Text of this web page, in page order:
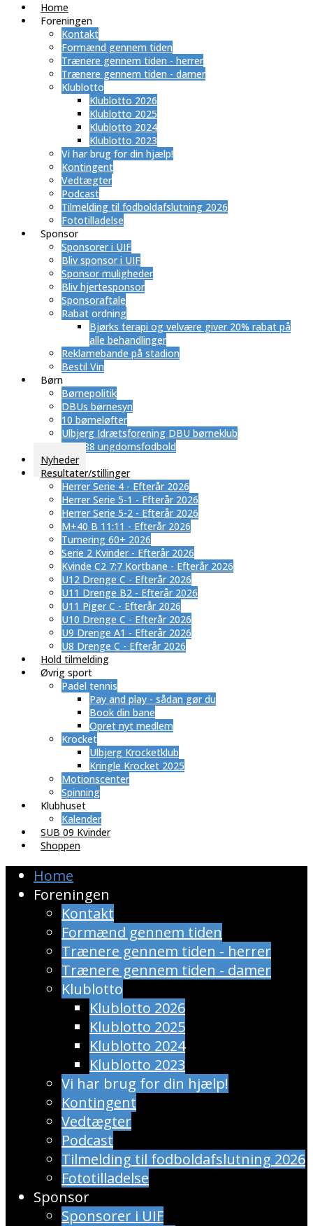
Home
Foreningen
Kontakt
Formænd gennem tiden
Trænere gennem tiden - herrer
Trænere gennem tiden - damer
Klublotto
Klublotto 2026
Klublotto 2025
Klublotto 2024
Klublotto 2023
Vi har brug for din hjælp!
Kontingent
Vedtægter
Podcast
Tilmelding til fodboldafslutning 2026
Fototilladelse
Sponsor
Sponsorer i UIF
Bliv sponsor i UIF
Sponsor muligheder
Bliv hjertesponsor
Sponsoraftale
Rabat ordning
​Bjørks terapi og velvære giver 20% rabat på
alle behandlinger
Reklamebande på stadion
Bestil Vin
Børn
Børnepolitik
DBUs børnesyn
10 børneløfter
Ulbjerg Idrætsforening DBU børneklub
SUB 88 ungdomsfodbold
Nyheder
Resultater/stillinger
Herrer Serie 4 - Efterår 2026
Herrer Serie 5-1 - Efterår 2026
Herrer Serie 5-2 - Efterår 2026
M+40 B 11:11 - Efterår 2026
Turnering 60+ 2026
Serie 2 Kvinder - Efterår 2026
Kvinde C2 7:7 Kortbane - Efterår 2026
U12 Drenge C - Efterår 2026
U11 Drenge B2 - Efterår 2026
U11 Piger C - Efterår 2026
U10 Drenge C - Efterår 2026
U9 Drenge A1 - Efterår 2026
U8 Drenge C - Efterår 2026
Hold tilmelding
Øvrig sport
Padel tennis
Pay and play - sådan gør du
Book din bane
Opret nyt medlem
Krocket
Ulbjerg Krocketklub
Kringle Krocket 2025
Motionscenter
Spinning
Klubhuset
Kalender
SUB 09 Kvinder
Shoppen
Home
Foreningen
Kontakt
Formænd gennem tiden
Trænere gennem tiden - herrer
Trænere gennem tiden - damer
Klublotto
Klublotto 2026
Klublotto 2025
Klublotto 2024
Klublotto 2023
Vi har brug for din hjælp!
Kontingent
Vedtægter
Podcast
Tilmelding til fodboldafslutning 2026
Fototilladelse
Sponsor
Sponsorer i UIF